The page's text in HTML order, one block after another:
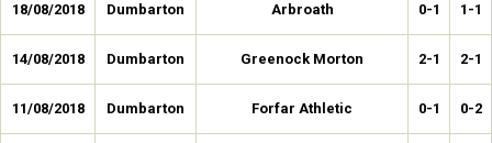
18/08/2018 Dumbarton Arbroath 0-1 1-1
14/08/2018 Dumbarton Greenock Morton 2-1 2-1
11/08/2018 Dumbarton Forfar Athletic 0-1 0-2